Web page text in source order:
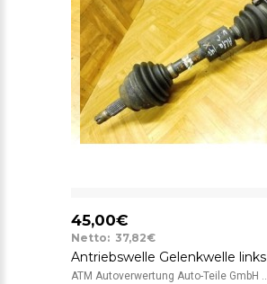
45,00€
Netto: 37,82€
ATM Autoverwertung Auto-Teile GmbH ..